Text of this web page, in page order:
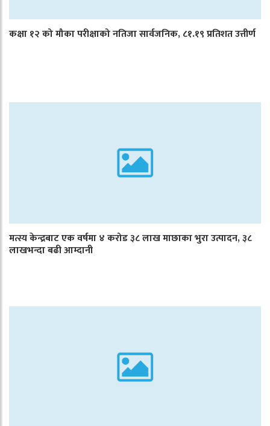
कक्षा १२ को मौका परीक्षाको नतिजा सार्वजनिक, ८१.१९ प्रतिशत उत्तीर्ण
मत्स्य केन्द्रबाट एक वर्षमा ४ करोड ३८ लाख माछाका भुरा उत्पादन, ३८
लाखभन्दा बढी आम्दानी